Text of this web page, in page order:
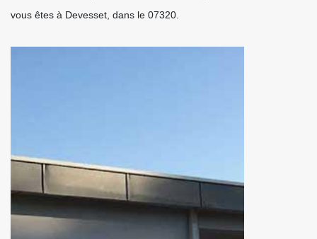
vous êtes à Devesset, dans le 07320.